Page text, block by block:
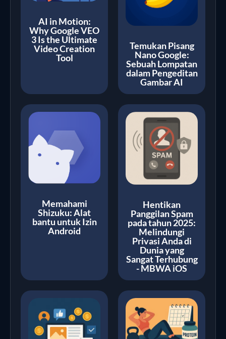
AI in Motion:
Why Google VEO
3 Is the Ultimate
Video Creation
Tool
Temukan Pisang
Nano Google:
Sebuah Lompatan
dalam Pengeditan
Gambar AI
Memahami
Shizuku: Alat
bantu untuk Izin
Android
Hentikan
Panggilan Spam
pada tahun 2025:
Melindungi
Privasi Anda di
Dunia yang
Sangat Terhubung
- MBWA iOS